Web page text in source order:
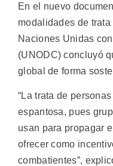
En el nuevo
modalidades de
Naciones Unidas
(UNODC) concluyó
global de forma
“La trata de
espantosa, pues
usan para propagar
ofrecer como
combatientes”,